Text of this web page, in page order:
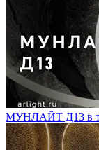
МУНЛАЙТ Д13 в